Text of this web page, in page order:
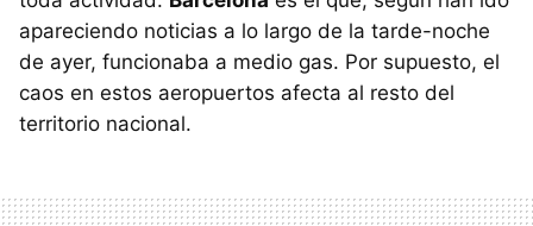
apareciendo noticias a lo largo de la tarde-noche
de ayer, funcionaba a medio gas. Por supuesto, el
caos en estos aeropuertos afecta al resto del
territorio nacional.